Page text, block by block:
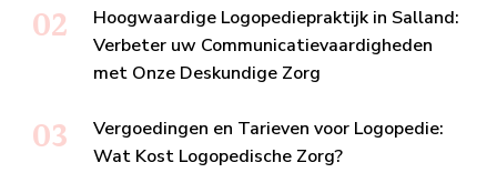
Hoogwaardige Logopediepraktijk in Salland:
Verbeter uw Communicatievaardigheden
met Onze Deskundige Zorg
Vergoedingen en Tarieven voor Logopedie:
Wat Kost Logopedische Zorg?